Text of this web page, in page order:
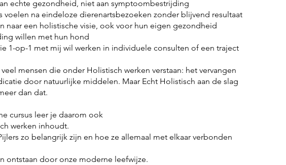
echte gezondheid, niet aan symptoombestrijding
na eindeloze dierenartsbezoeken zonder blijvend resultaat
naar een holistische visie, ook voor hun eigen gezondheid
willen met hun hond
1-op-1 met mij wil werken in individuele consulten of een traject
mensen die onder Holistisch werken verstaan: het vervangen
door natuurlijke middelen. Maar Echt Holistisch aan de slag
dan dat.
cursus leer je daarom ook
werken inhoudt.
zo belangrijk zijn en hoe ze allemaal met elkaar verbonden
ontstaan door onze moderne leefwijze.